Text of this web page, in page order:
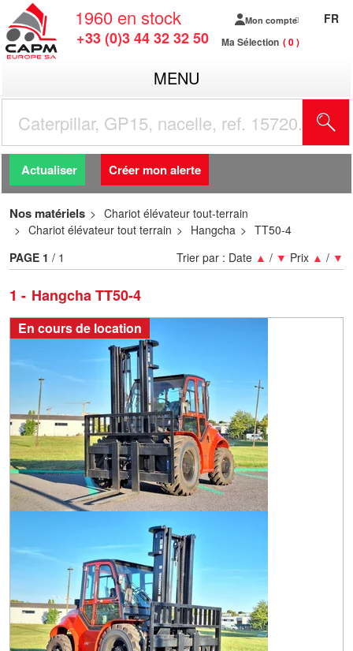
1960 en stock
+33 (0)3 44 32 32 50
Mon compte
Ma Sélection 0
FR
MENU
Actualiser Créer mon alerte
Nos matériels
Chariot élévateur tout-terrain
Chariot élévateur tout terrain
Hangcha TT50-4
1 Hangcha TT50-4
Trier par : Date ▲ / ▼ Prix ▲ / ▼
PAGE 1 / 1
En cours de location